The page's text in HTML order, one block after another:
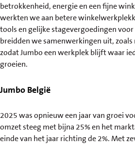
betrokkenheid, energie en een fijne
werkten we aan betere
tools en gelijke stagevergoedingen voor
breidden we samenwerkingen uit,
zodat Jumbo een werkplek blijft waar
groeien.
Jumbo België
2025 was opnieuw een jaar van groei
omzet steeg met bijna 25% en het
einde van het jaar richting de 2%. Met